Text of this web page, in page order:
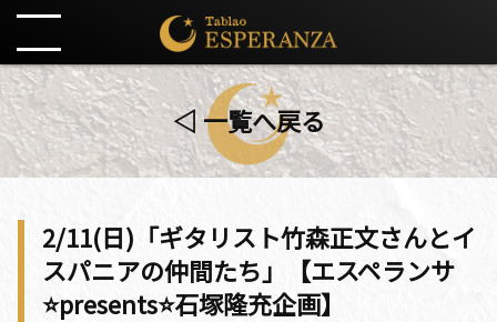
◁ 一覧へ戻る
2/11(日)「ギタリスト竹森正文さんとイ
スパニアの仲間たち」【エスペランサ
⭐️presents⭐️石塚隆充企画】